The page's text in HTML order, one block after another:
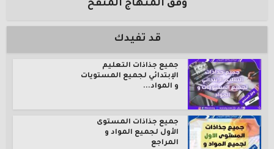
وفق المنهاج المنقح
قد تفيدك
جميع جذاذات التعليم
الإبتدائي لجميع المستويات
و المواد...
جميع جذاذات المستوى
الأول لجميع المواد و
المراجع